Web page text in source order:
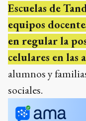
Escuelas de
equipos
en regular la
celulares en las
alumnos y
sociales.